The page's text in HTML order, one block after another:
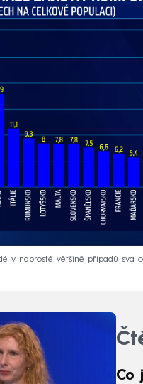
v naprosté většině případů svá
Co